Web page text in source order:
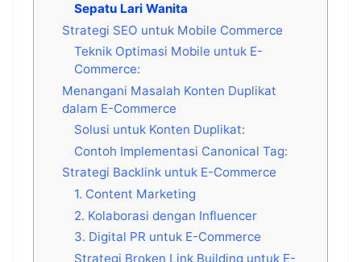
Sepatu Lari Wanita
Strategi SEO untuk Mobile Commerce
Teknik Optimasi Mobile untuk E-
Commerce:
Menangani Masalah Konten Duplikat
dalam E-Commerce
Solusi untuk Konten Duplikat:
Contoh Implementasi Canonical Tag:
Strategi Backlink untuk E-Commerce
1. Content Marketing
2. Kolaborasi dengan Influencer
3. Digital PR untuk E-Commerce
Strategi Broken Link Building untuk E-